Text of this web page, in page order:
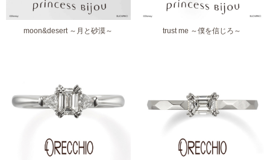
moon&desert ～月と砂漠～ trust me ～僕を信じろ～